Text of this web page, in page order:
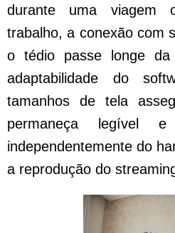
durante uma viagem
trabalho, a conexão com
o tédio passe longe
adaptabilidade do
tamanhos de tela
permaneça legível
independentemente do
a reprodução do